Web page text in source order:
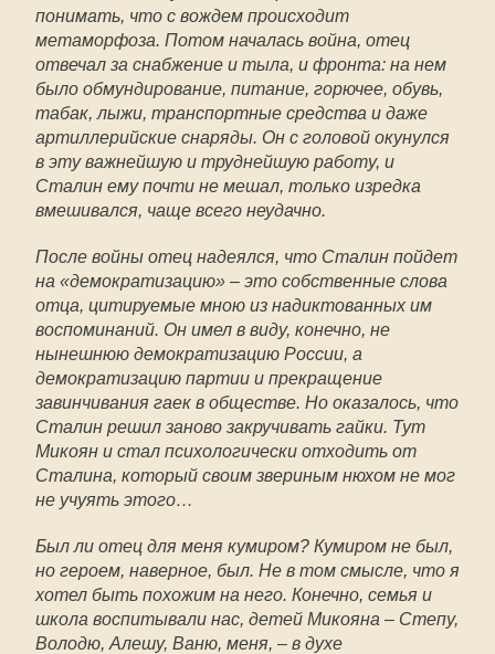
понимать, что с вождем происходит
метаморфоза. Потом началась война, отец
отвечал за снабжение и тыла, и фронта: на нем
было обмундирование, питание, горючее, обувь,
табак, лыжи, транспортные средства и даже
артиллерийские снаряды. Он с головой окунулся
в эту важнейшую и труднейшую работу, и
Сталин ему почти не мешал, только изредка
вмешивался, чаще всего неудачно.
После войны отец надеялся, что Сталин пойдет
на «демократизацию» – это собственные слова
отца, цитируемые мною из надиктованных им
воспоминаний. Он имел в виду, конечно, не
нынешнюю демократизацию России, а
демократизацию партии и прекращение
завинчивания гаек в обществе. Но оказалось, что
Сталин решил заново закручивать гайки. Тут
Микоян и стал психологически отходить от
Сталина, который своим звериным нюхом не мог
не учуять этого…
Был ли отец для меня кумиром? Кумиром не был,
но героем, наверное, был. Не в том смысле, что я
хотел быть похожим на него. Конечно, семья и
школа воспитывали нас, детей Микояна – Степу,
Володю, Алешу, Ваню, меня, – в духе